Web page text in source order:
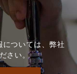
ついては、弊社
さい。